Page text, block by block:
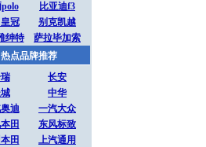
比亚迪f3
冠
别克凯越
绅特
萨拉毕加索
热点品牌推荐
长安
中华
迪
一汽大众
田
东风标致
田
上汽通用